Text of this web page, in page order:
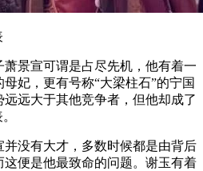
景宣可谓是占尽先机，他有着一
妃，更有号称“大梁柱石”的宁国
远大于其他竞争者，但他却成了
并没有大才，多数时候都是由背后
便是他最致命的问题。谢玉有着